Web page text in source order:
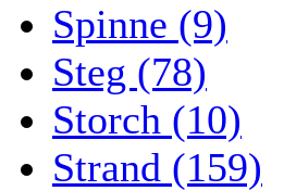
Spinne (9)
Steg (78)
Storch (10)
Strand (159)